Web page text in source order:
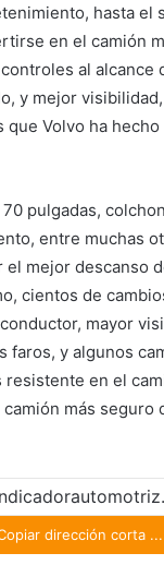
hasta el
en el camión
al alcance
y mejor
que Volvo ha
pulgadas,
entre muchas
el mejor descanso
cientos de
mayor
faros, y algunos
resistente en el
más seguro
dirección corta ...